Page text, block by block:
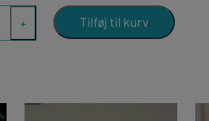
+ Tilføj til kurv